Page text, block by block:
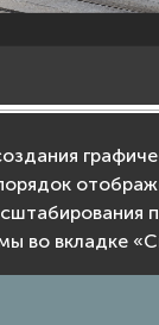
во вкладке